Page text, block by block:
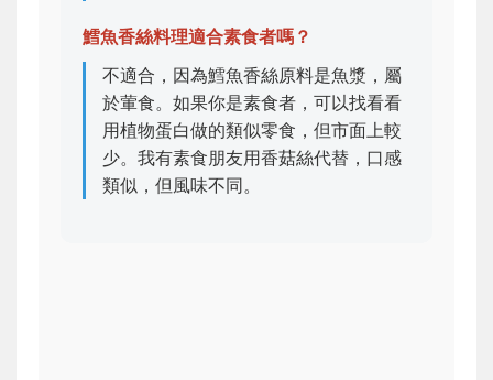
鱈魚香絲料理適合素食者嗎？
不適合，因為鱈魚香絲原料是魚漿，屬
於葷食。如果你是素食者，可以找看看
用植物蛋白做的類似零食，但市面上較
少。我有素食朋友用香菇絲代替，口感
類似，但風味不同。